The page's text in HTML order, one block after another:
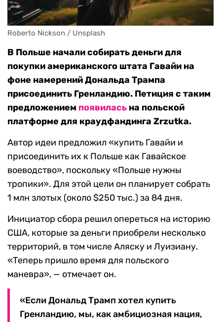
Roberto Nickson / Unsplash
В Польше начали собирать деньги для
покупки американского штата Гавайи на
фоне намерений Дональда Трампа
присоединить Гренландию. Петиция с таким
предложением появилась на польской
платформе для краудфандинга Zrzutka.
Автор идеи предложил «купить Гавайи и
присоединить их к Польше как Гавайское
воеводство», поскольку «Польше нужны
тропики». Для этой цели он планирует собрать
1 млн злотых (около $250 тыс.) за 84 дня.
Инициатор сбора решил опереться на историю
США, которые за деньги приобрели несколько
территорий, в том числе Аляску и Луизиану.
«Теперь пришло время для польского
маневра», — отмечает он.
«Если Дональд Трамп хотел купить
Гренландию, мы, как амбициозная нация,